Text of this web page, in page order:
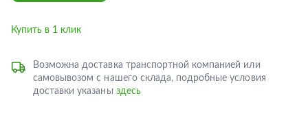
Купить в 1 клик
Возможна доставка транспортной компанией или
самовывозом с нашего склада, подробные условия
доставки указаны здесь